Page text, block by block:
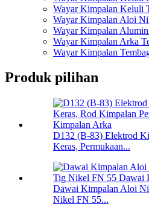
Wayar Kimpalan Keluli
Wayar Kimpalan Aloi
Wayar Kimpalan
Wayar Kimpalan Arka
Wayar Kimpalan
Produk pilihan
D132 (B-83) Elektrod
Keras, Permukaan...
Dawai Kimpalan Aloi
Nikel FN 55...